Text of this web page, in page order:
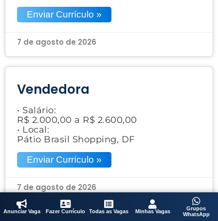
Enviar Currículo »
7 de agosto de 2026
Vendedora
• Salário:
R$ 2.000,00 a R$ 2.600,00
• Local:
Pátio Brasil Shopping, DF
Enviar Currículo »
7 de agosto de 2026
Anunciar Vaga Fazer Currículo Todas as Vagas Minhas Vagas
Grupos
WhatsApp